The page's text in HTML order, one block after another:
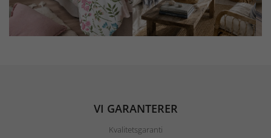
VI GARANTERER
Kvalitetsgaranti